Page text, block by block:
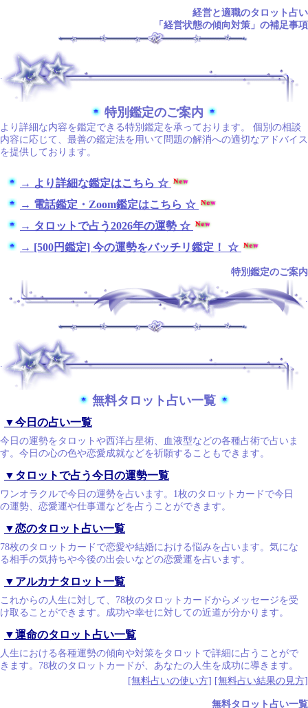
経営と適職のタロット占い
「経営状態の傾向対策」の補足事項
特別鑑定のご案内
より詳細な内容を鑑定できる特別鑑定を承っております。 個別の相談
内容に応じて、最善の鑑定法を用いて問題の解消への適切なアドバイス
を提供しております。
→ より詳細な鑑定はこちら ☆
→ 電話鑑定・Zoom鑑定はこちら ☆
→ タロットで占う2026年の運勢 ☆
→ [500円鑑定] 今の運勢をバッチリ鑑定！ ☆
特別鑑定のご案内
無料タロット占い一覧
▼今日の占い一覧
今日の運勢をタロットや西洋占星術、血液型などの各種占術で占いま
す。今日の心の色や恋愛成就などを祈願することもできます。
▼タロットで占う今日の運勢一覧
ワンオラクルで今日の運勢を占います。1枚のタロットカードで今日
の運勢、恋愛運や仕事運などを占うことができます。
▼恋のタロット占い一覧
78枚のタロットカードで恋愛や結婚における悩みを占います。気にな
る相手の気持ちや今後の出会いなどの恋愛運を占います。
▼アルカナタロット一覧
これからの人生に対して、78枚のタロットカードからメッセージを受
け取ることができます。成功や幸せに対しての近道が分かります。
▼運命のタロット占い一覧
人生における各種運勢の傾向や対策をタロットで詳細に占うことがで
きます。78枚のタロットカードが、あなたの人生を成功に導きます。
[無料占いの使い方] [無料占い結果の見方]
無料タロット占い一覧